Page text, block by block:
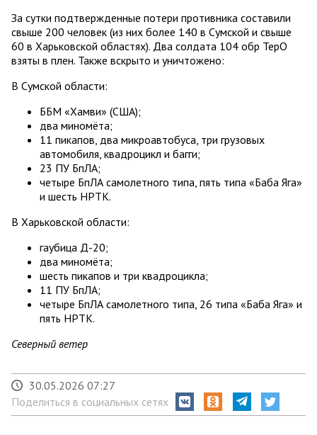
За сутки подтвержденные потери противника составили
свыше 200 человек (из них более 140 в Сумской и свыше
60 в Харьковской областях). Два солдата 104 обр ТерО
взяты в плен. Также вскрыто и уничтожено:
В Сумской области:
ББМ «Хамви» (США);
два миномёта;
11 пикапов, два микроавтобуса, три грузовых
автомобиля, квадроцикл и багги;
23 ПУ БпЛА;
четыре БпЛА самолетного типа, пять типа «Баба Яга»
и шесть НРТК.
В Харьковской области:
гаубица Д-20;
два миномёта;
шесть пикапов и три квадроцикла;
11 ПУ БпЛА;
четыре БпЛА самолетного типа, 26 типа «Баба Яга» и
пять НРТК.
Северный ветер
30.05.2026 07:27
Поделиться в социальных сетях